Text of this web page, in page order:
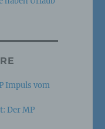
Impuls vom
Der MP